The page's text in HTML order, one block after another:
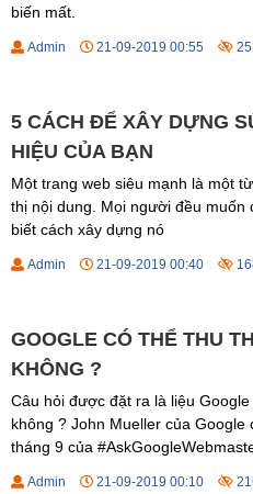
biến mất.
Admin 21-09-2019 00:55
5 CÁCH ĐỂ XÂY DỰNG
HIỆU CỦA BẠN
Một trang web siêu mạnh là một
thị nội dung. Mọi người đều muốn
biết cách xây dựng nó
Admin 21-09-2019 00:40
GOOGLE CÓ THỂ THU
KHÔNG ?
Câu hỏi được đặt ra là liệu
không ? John Mueller của
tháng 9 của
Admin 21-09-2019 00:10